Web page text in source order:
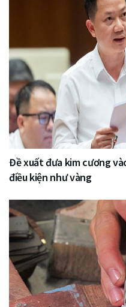
Đề xuất đưa kim cương
điều kiện như vàng